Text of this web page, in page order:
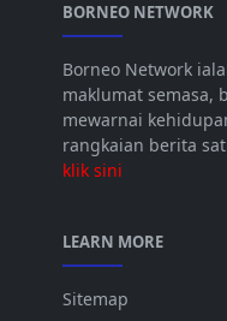
BORNEO NETWORK
Borneo Network
maklumat semasa,
mewarnai
rangkaian berita
klik sini
LEARN MORE
Sitemap